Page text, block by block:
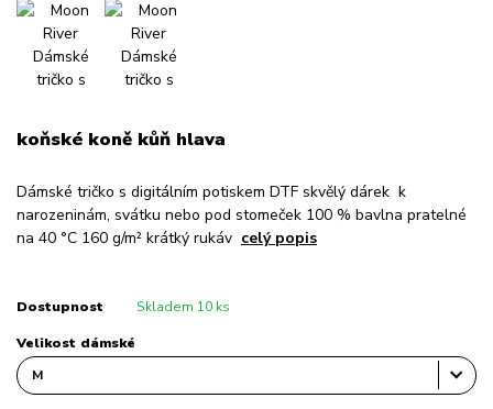
koňské koně kůň hlava
Dámské tričko s digitálním potiskem DTF skvělý dárek k
narozeninám, svátku nebo pod stomeček 100 % bavlna pratelné
na 40 °C 160 g/m² krátký rukáv celý popis
Dostupnost Skladem 10 ks
Velikost dámské